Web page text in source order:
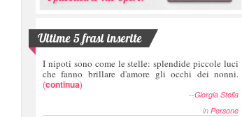
Ultime 5 frasi inserite
I nipoti sono come le stelle: splendide piccole luci
che fanno brillare d'amore gli occhi dei nonni.
(continua)
--Giorgia Stella
in Persone